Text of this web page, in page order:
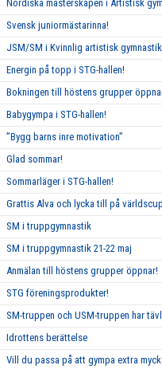
Nordiska mästerskapen i Artistisk
Svensk juniormästarinna!
JSM/SM i Kvinnlig artistisk gymnastik
Energin på topp i STG-hallen!
Bokningen till höstens grupper
Babygympa i STG-hallen!
”Bygg barns inre motivation”
Glad sommar!
Sommarläger i STG-hallen!
Grattis Alva och lycka till på
SM i truppgymnastik
SM i truppgymnastik 21-22 maj
Anmälan till höstens grupper öppnar!
STG föreningsprodukter!
SM-truppen och USM-truppen har
Idrottens berättelse
Vill du passa på att gympa extra